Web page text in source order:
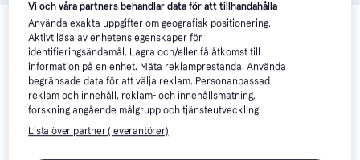
Relaterade produkter
Vi har plockat fram ett urval av produkter som kanske skulle
intressera dig. Visa alla
Vi och våra partners behandlar data för att tillhandahålla
Använda exakta uppgifter om geografisk positionering.
Aktivt läsa av enhetens egenskaper för
identifieringsändamål. Lagra och/eller få åtkomst till
information på en enhet. Mäta reklamprestanda. Använda
begränsade data för att välja reklam. Personanpassad
reklam och innehåll, reklam- och innehållsmätning,
forskning angående målgrupp och tjänsteutveckling.
Lista över partner (leverantörer)